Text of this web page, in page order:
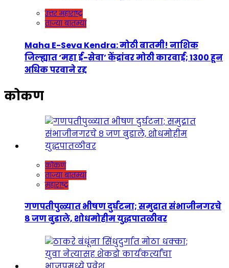
उत्तर महाराष्ट्र
ताज्या बातम्या
Maha E-Seva Kendra: मोठी बातमी! नाशिक
जिल्ह्यात ‘महा ई-सेवा’ केंद्रांवर मोठी कारवाई; 1300 हून
अधिक परवाने रद्द
कोकण
कोकण
ताज्या बातम्या
महाराष्ट्र
गणपतीपुळ्यात भीषण दुर्घटना; समुद्रात संभाजीनगरचे
८ जण बुडाले, शोधमोहीम युद्धपातळीवर